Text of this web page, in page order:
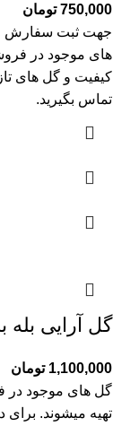
750,000 تومان
جهت ثبت سفارش و
های موجود در
کیفیت و گل های
تماس بگیرید.
گل آرایی بله
1,100,000 تومان
گل های موجود در
تهیه میشوند.